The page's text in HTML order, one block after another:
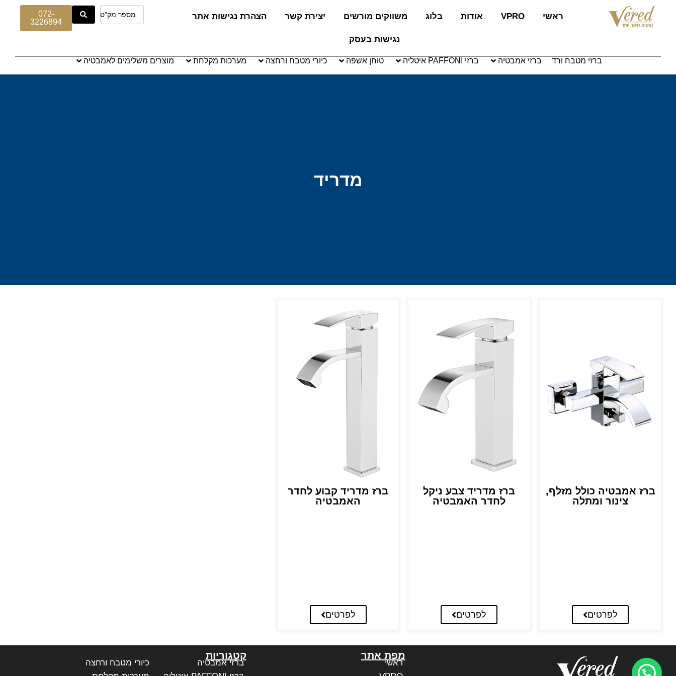
ראשי VPRO אודות בלוג משווקים מורשים יצירת קשר הצהרת נגישות אתר
נגישות בעסק
072-
3226894
ברזי מטבח ורד ברזי אמבטיה ברזי PAFFONI איטליה טוחן אשפה כיורי מטבח ורחצה מערכות מקלחת מוצרים משלימים לאמבטיה
מדריד
ברז אמבטיה כולל מזלף,
צינור ומתלה
לפרטים
ברז מדריד צבע ניקל
לחדר האמבטיה
לפרטים
ברז מדריד קבוע לחדר
האמבטיה
לפרטים
מפת אתר
ראשי
קטגוריות
ברזי אמבטיה
כיורי מטבח ורחצה